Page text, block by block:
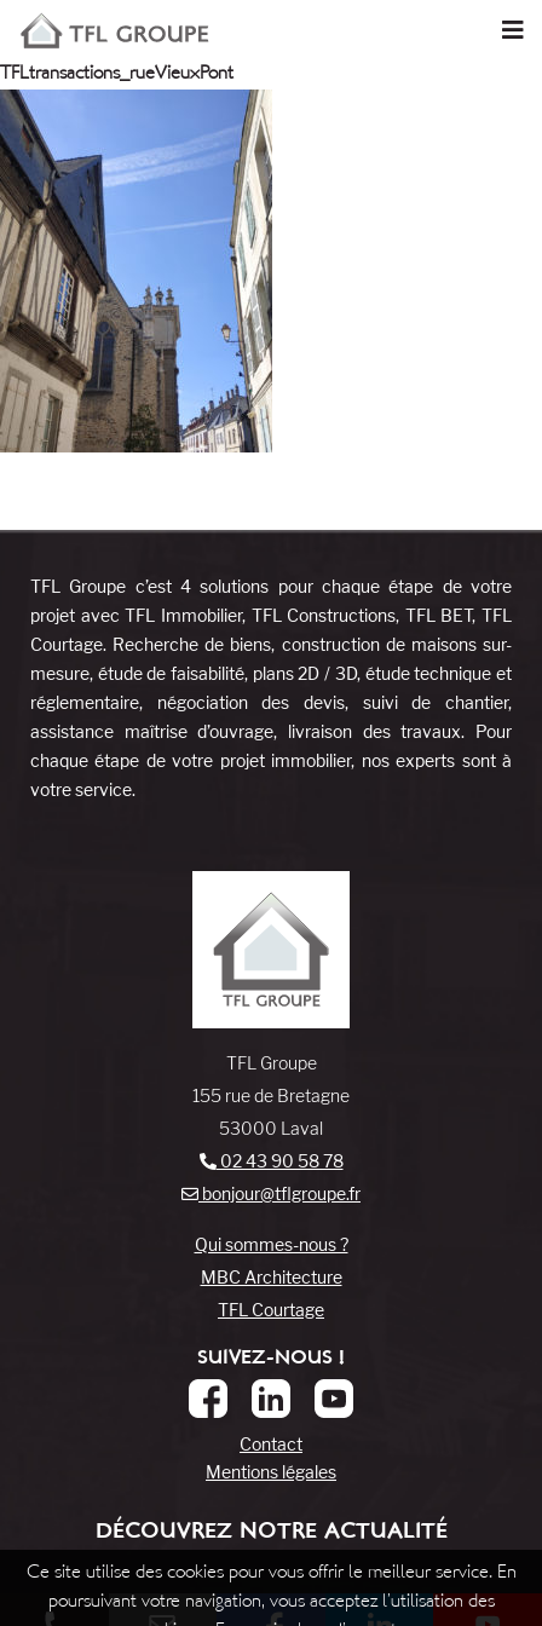
TFLtransactions_rueVieuxPont
TFL Groupe c’est 4 solutions pour chaque étape de votre
projet avec TFL Immobilier, TFL Constructions, TFL BET, TFL
Courtage. Recherche de biens, construction de maisons sur-
mesure, étude de faisabilité, plans 2D / 3D, étude technique et
réglementaire, négociation des devis, suivi de chantier,
assistance maîtrise d’ouvrage, livraison des travaux. Pour
chaque étape de votre projet immobilier, nos experts sont à
votre service.
TFL Groupe
155 rue de Bretagne
53000 Laval
02 43 90 58 78
bonjour@tflgroupe.fr
Qui sommes-nous ?
MBC Architecture
TFL Courtage
SUIVEZ-NOUS !
Contact
Mentions légales
DÉCOUVREZ NOTRE ACTUALITÉ
Ce site utilise des cookies pour vous offrir le meilleur service. En
poursuivant votre navigation, vous acceptez l’utilisation des